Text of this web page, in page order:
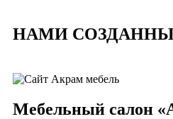
НАМИ
Мебельный салон